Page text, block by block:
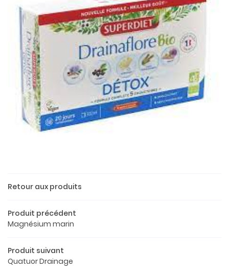
Accueil
boutique
Retour aux produits
Produit précédent
Magnésium marin
Produit suivant
Quatuor Drainage